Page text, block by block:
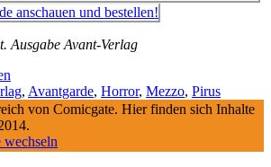
Ausgabe Avant-Verlag
, Avantgarde, Horror, Mezzo, Pirus
von Comicgate. Hier finden sich Inhalte
wechseln